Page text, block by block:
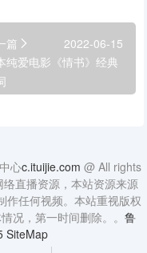
篇
2022-06-15
纯爱电影《情书》经典
心c.ituijie.com @ All rights
直播资源，本站资源来源
作任何视频。本站重视版权
况，第一时间删除。。 鲁
SiteMap